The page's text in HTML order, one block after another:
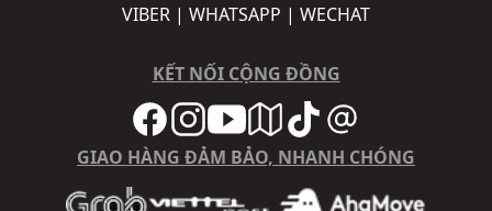
VIBER | WHATSAPP | WECHAT
KẾT NỐI CỘNG ĐỒNG
GIAO HÀNG ĐẢM BẢO, NHANH CHÓNG